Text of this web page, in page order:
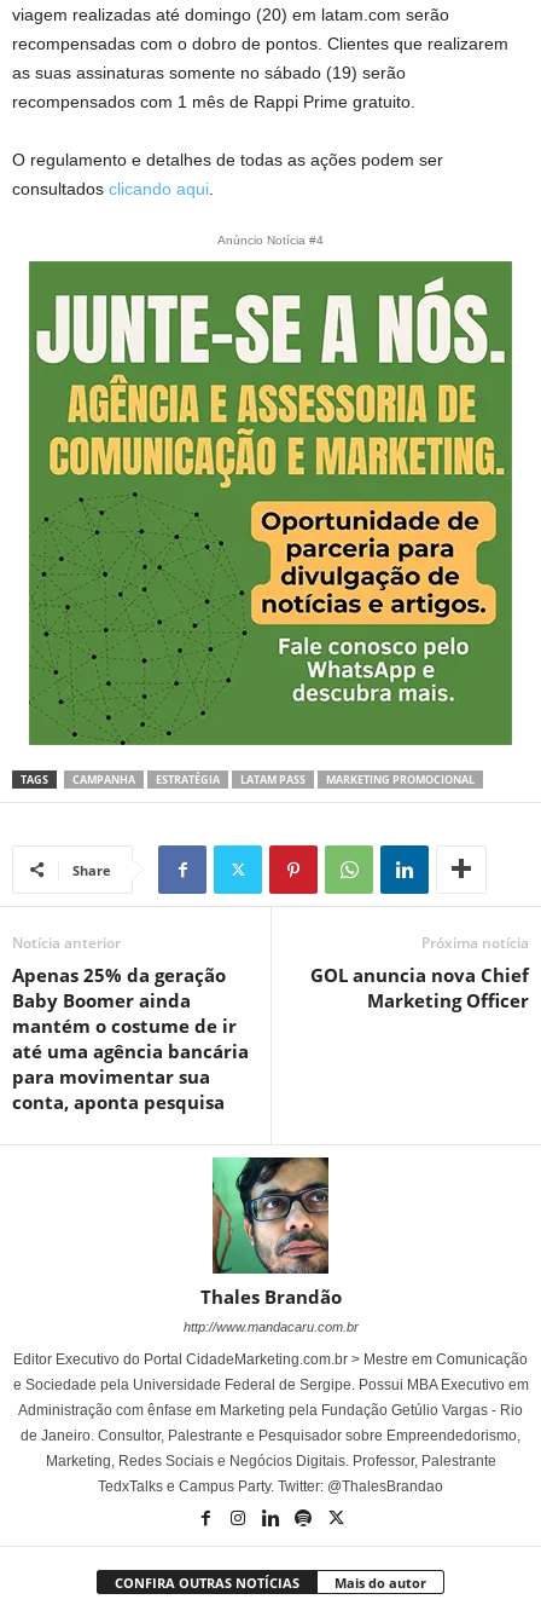
viagem realizadas até domingo (20) em latam.com serão
recompensadas com o dobro de pontos. Clientes que realizarem
as suas assinaturas somente no sábado (19) serão
recompensados com 1 mês de Rappi Prime gratuito.
O regulamento e detalhes de todas as ações podem ser
consultados clicando aqui.
Anúncio Notícia #4
TAGS CAMPANHA ESTRATÉGIA LATAM PASS MARKETING PROMOCIONAL
Share
Notícia anterior
Apenas 25% da geração
Baby Boomer ainda
mantém o costume de ir
até uma agência bancária
para movimentar sua
conta, aponta pesquisa
Próxima notícia
GOL anuncia nova Chief
Marketing Officer
Thales Brandão
http://www.mandacaru.com.br
Editor Executivo do Portal CidadeMarketing.com.br > Mestre em Comunicação
e Sociedade pela Universidade Federal de Sergipe. Possui MBA Executivo em
Administração com ênfase em Marketing pela Fundação Getúlio Vargas - Rio
de Janeiro. Consultor, Palestrante e Pesquisador sobre Empreendedorismo,
Marketing, Redes Sociais e Negócios Digitais. Professor, Palestrante
TedxTalks e Campus Party. Twitter: @ThalesBrandao
CONFIRA OUTRAS NOTÍCIAS Mais do autor